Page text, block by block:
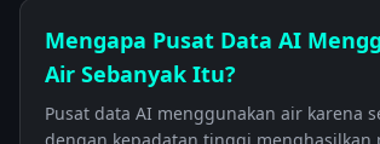
Mengapa Pusat Data AI
Air Sebanyak Itu?
Pusat data AI menggunakan air karena